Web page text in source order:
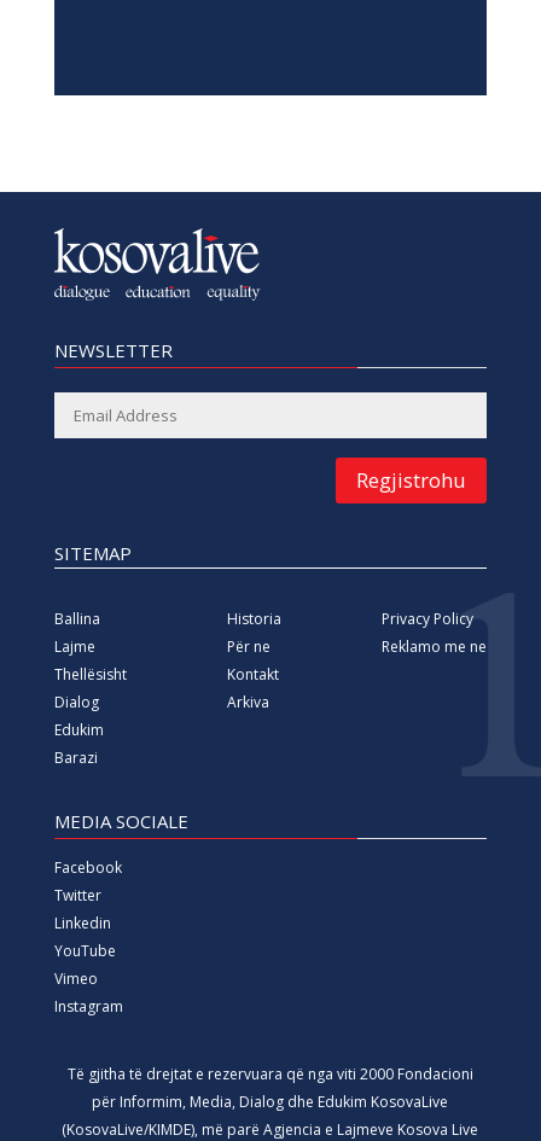
NEWSLETTER
Regjistrohu
SITEMAP
Ballina
Lajme
Thellësisht
Dialog
Edukim
Barazi
Historia
Për ne
Kontakt
Arkiva
Privacy Policy
Reklamo me ne
MEDIA SOCIALE
Facebook
Twitter
Linkedin
YouTube
Vimeo
Instagram
Të gjitha të drejtat e rezervuara që nga viti 2000 Fondacioni
për Informim, Media, Dialog dhe Edukim KosovaLive
(KosovaLive/KIMDE), më parë Agjencia e Lajmeve Kosova Live